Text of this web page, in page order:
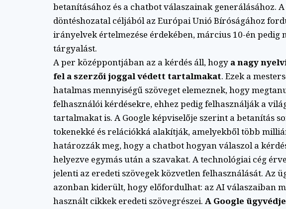
betanításához és a chatbot válaszainak generálásához.
döntéshozatal céljából az Európai Unió Bíróságához
irányelvek értelmezése érdekében, március 10-én
tárgyalást.
A per középpontjában az a kérdés áll, hogy a nagy
fel a szerzői joggal védett tartalmakat. Ezek a
hatalmas mennyiségű szöveget elemeznek, hogy
felhasználói kérdésekre, ehhez pedig felhasználják a
tartalmakat is. A Google képviselője szerint a betanítás
tokenekké és relációkká alakítják, amelyekből több
határozzák meg, hogy a chatbot hogyan válaszol a
helyezve egymás után a szavakat. A technológiai cég
jelenti az eredeti szövegek közvetlen felhasználását. Az
azonban kiderült, hogy előfordulhat: az AI válaszaiban
használt cikkek eredeti szövegrészei. A Google